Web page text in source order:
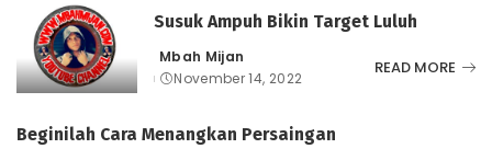
Susuk Ampuh Bikin Target Luluh
Posted
by
Mbah Mijan
November 14, 2022
READ MORE
Beginilah Cara Menangkan Persaingan